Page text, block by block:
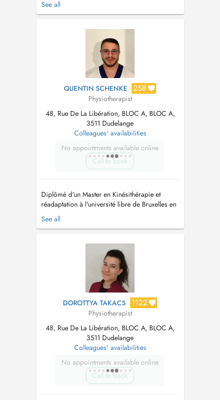
objectifs. Jaccorde une importance particulière
approche active du traitement afin de vous
accompagner au mieux dans v...
See all
QUENTIN SCHENKE 258
Physiotherapist
48, Rue De La Libération, BLOC A, BLOC A,
3511 Dudelange
Colleagues' availabilities
No appointments available online
Call to book
Diplômé d'un Master en Kinésithérapie et
réadaptation à l'université libre de Bruxelles en
2022 ainsi que d'une formation en
kinésithérapie du sport Expériences dans
rééducation orthopédique, neurologique,
cardio-respiratoire ou encore gériatrique au
See all
DOROTTYA TAKACS 1122
Physiotherapist
48, Rue De La Libération, BLOC A, BLOC A,
3511 Dudelange
Colleagues' availabilities
No appointments available online
Call to book